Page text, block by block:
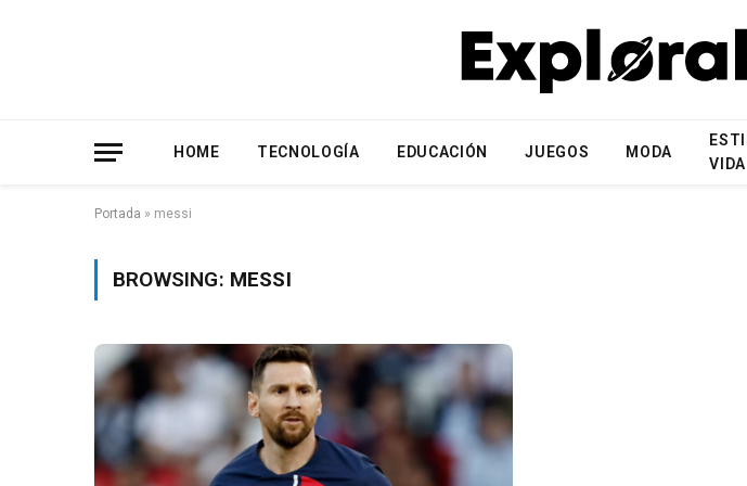
HOME TECNOLOGÍA EDUCACIÓN JUEGOS MODA
VIDA
Portada » messi
BROWSING: MESSI